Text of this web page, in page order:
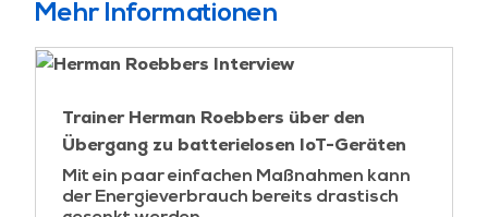
Mehr Informationen
Trainer Herman Roebbers über den
Übergang zu batterielosen IoT-Geräten
Mit ein paar einfachen Maßnahmen kann
der Energieverbrauch bereits drastisch